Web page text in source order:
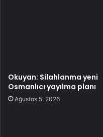
Okuyan: Silahlanma yeni
Osmanlıcı yayılma planı
Ağustos 5, 2026